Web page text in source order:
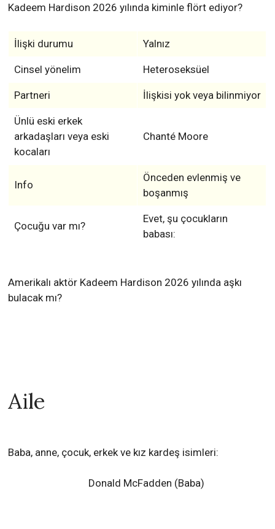
Kadeem Hardison 2026 yılında kiminle flört ediyor?
İlişki durumu Yalnız
Cinsel yönelim Heteroseksüel
Partneri İlişkisi yok veya bilinmiyor
Ünlü eski erkek
arkadaşları veya eski
kocaları
Chanté Moore
Info
Önceden evlenmiş ve
boşanmış
Çocuğu var mı?
Evet, şu çocukların
babası:
Amerikalı aktör Kadeem Hardison 2026 yılında aşkı
bulacak mı?
Aile
Baba, anne, çocuk, erkek ve kız kardeş isimleri:
Donald McFadden (Baba)